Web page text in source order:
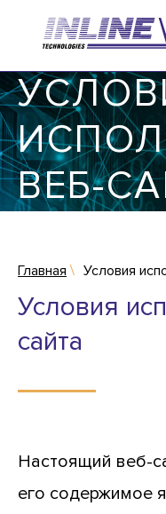
ВЕБ-
Главная Условия
Условия
сайта
Настоящий веб-
его содержимое